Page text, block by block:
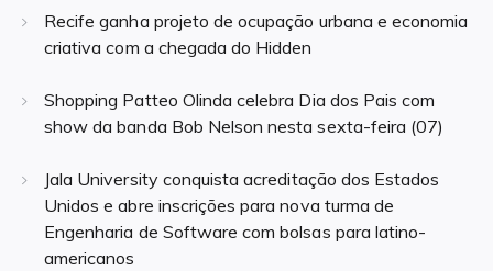
Recife ganha projeto de ocupação urbana e economia
criativa com a chegada do Hidden
Shopping Patteo Olinda celebra Dia dos Pais com
show da banda Bob Nelson nesta sexta-feira (07)
Jala University conquista acreditação dos Estados
Unidos e abre inscrições para nova turma de
Engenharia de Software com bolsas para latino-
americanos